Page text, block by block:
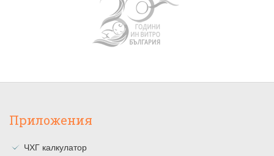
Приложения
ЧХГ калкулатор